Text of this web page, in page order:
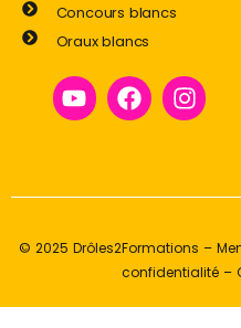
Concours blancs
Oraux blancs
© 2025 Drôles2Formations –
confidentialité–